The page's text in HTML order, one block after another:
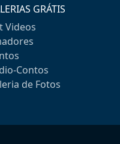
GRÁTIS
Videos
Contos
de Fotos